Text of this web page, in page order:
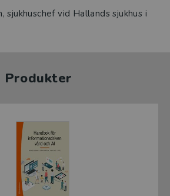
sjukhuschef vid Hallands sjukhus i
Produkter